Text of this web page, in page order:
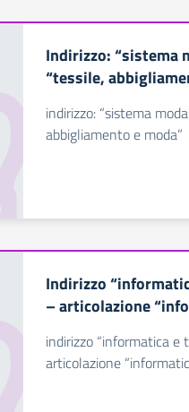
Indirizzo: “sistema
“tessile,
indirizzo: “sistema
abbigliamento e moda”
Indirizzo
– articolazione
indirizzo “informatica e
articolazione